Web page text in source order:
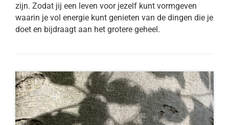
zijn. Zodat jij een leven voor jezelf kunt vormgeven
waarin je vol energie kunt genieten van de dingen die je
doet en bijdraagt aan het grotere geheel.